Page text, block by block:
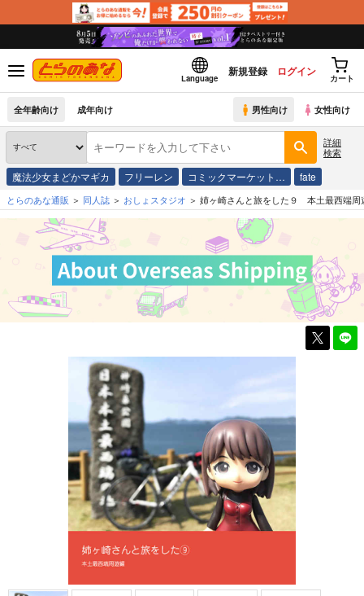
Language
新規登録 ログイン
カート
全年齢向け 成年向け 男性向け 女性向け
詳細
検索
魔法少女まどかマギカ フリーレン コミックマーケット… fate
とらのあな通販 同人誌 おしょスタジオ 姉ヶ崎さんと旅をした９ 本土最西端周